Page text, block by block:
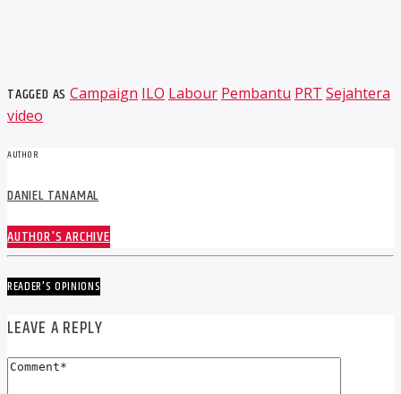
TAGGED AS Campaign ILO Labour Pembantu PRT Sejahtera
video
AUTHOR
DANIEL TANAMAL
AUTHOR'S ARCHIVE
READER'S OPINIONS
LEAVE A REPLY